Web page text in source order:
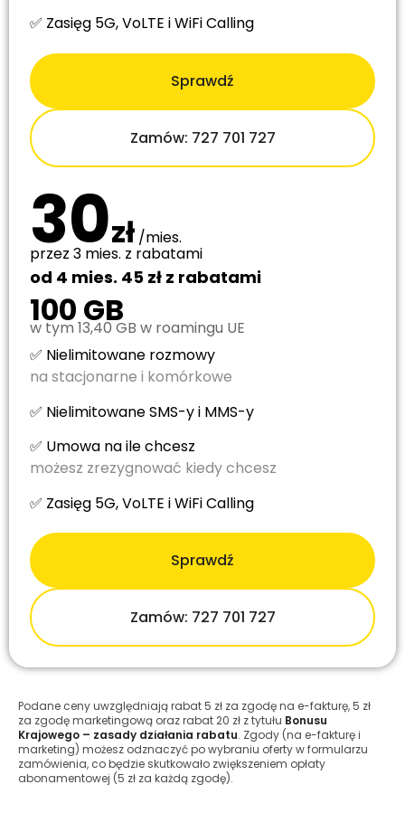
✅ Zasięg 5G, VoLTE i WiFi Calling
Sprawdź
Zamów: 727 701 727
30zł /mies.
przez 3 mies. z rabatami
od 4 mies. 45 zł z rabatami
100 GB
w tym 13,40 GB w roamingu UE
✅ Nielimitowane rozmowy
na stacjonarne i komórkowe
✅ Nielimitowane SMS-y i MMS-y
✅ Umowa na ile chcesz
możesz zrezygnować kiedy chcesz
✅ Zasięg 5G, VoLTE i WiFi Calling
Sprawdź
Zamów: 727 701 727
Podane ceny uwzględniają rabat 5 zł za zgodę na e-fakturę, 5 zł
za zgodę marketingową oraz rabat 20 zł z tytułu Bonusu
Krajowego – zasady działania rabatu. Zgody (na e-fakturę i
marketing) możesz odznaczyć po wybraniu oferty w formularzu
zamówienia, co będzie skutkowało zwiększeniem opłaty
abonamentowej (5 zł za każdą zgodę).